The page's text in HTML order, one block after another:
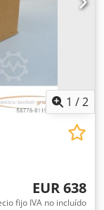
1 /2
EUR 638
fijo IVA no incluído